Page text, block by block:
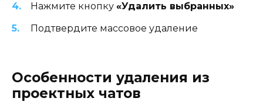
Нажмите кнопку «Удалить выбранных»
Подтвердите массовое удаление
Особенности удаления из
проектных чатов